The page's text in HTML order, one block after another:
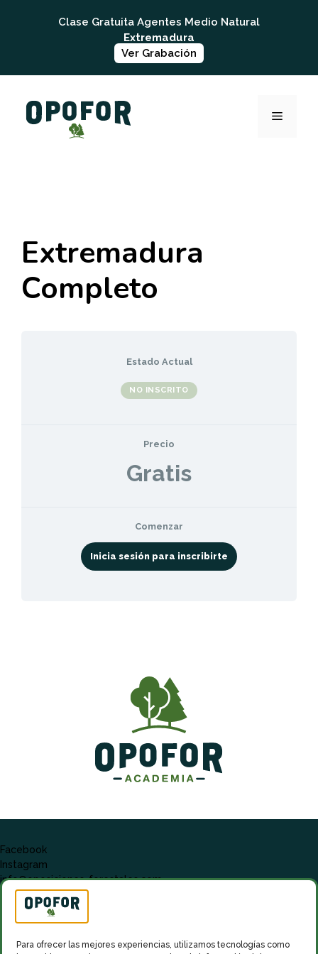
Para ofrecer las mejores experiencias, utilizamos tecnologías como
Clase Gratuita Agentes Medio Natural
Extremadura
Ver Grabación
MENÚ
Extremadura
Completo
Estado Actual
NO INSCRITO
Precio
Gratis
Comenzar
Inicia sesión para inscribirte
Facebook
Instagram
info@oposiciones-forestales.com